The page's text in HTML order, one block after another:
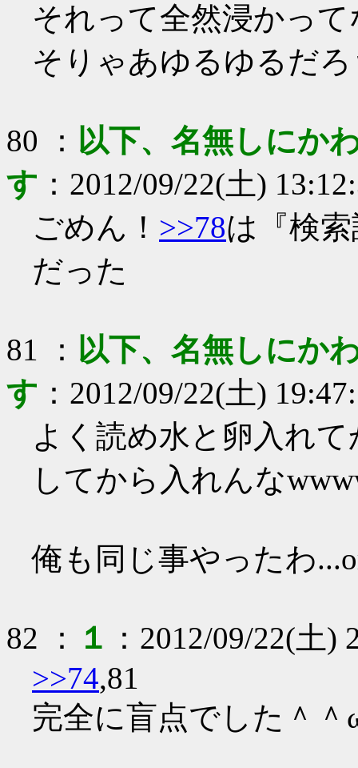
それって全然浸かっ
そりゃあゆるゆるだろ
80 ： 以下、名無しにか
す ： 2012/09/22(土)
ごめん！ >>78は『検索
だった
81 ： 以下、名無しにか
す ： 2012/09/22(土)
よく読め水と卵入れ
してから入れんな
俺も同じ事やったわ
82 ： １ ： 2012/09/22(土)
>>74,81
完全に盲点でした＾